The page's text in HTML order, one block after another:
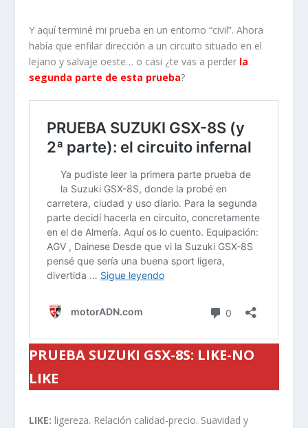
Y aquí terminé mi prueba en un entorno “civil”. Ahora
había que enfilar dirección a un circuito situado en el
lejano y salvaje oeste… o casi ¿te vas a perder la
segunda parte de esta prueba?
PRUEBA SUZUKI GSX-8S: LIKE-NO
LIKE
LIKE: ligereza. Relación calidad-precio. Suavidad y